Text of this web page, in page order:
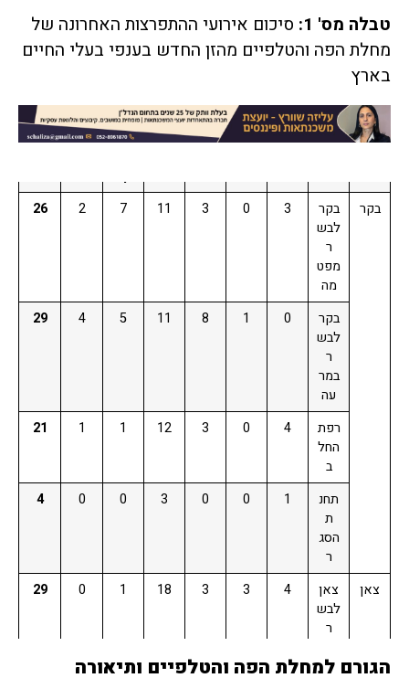
טבלה מס' 1:
סיכום אירועי ההתפרצות האחרונה של
מחלת הפה והטלפיים מהזן החדש בענפי בעלי החיים
בארץ
סוג
בע"
ח
שלו
חה
בדי
קה
חש
ד
הסג
ר 10
ספי
רה
שחר
ור
מסב
יב
סיום
האי
סך
הכל
בקר
בקר
לבש
ר
מפט
מה
3
0
3
11
7
2
26
בקר
לבש
ר
במר
עה
0
1
8
11
5
4
29
רפת
החל
ב
4
0
3
12
1
1
21
תחנ
ת
הסג
ר
1
0
0
3
0
0
4
צאן
צאן
לבש
ר
4
3
3
18
1
0
29
צאן
2
1
1
8
1
0
הגורם למחלת הפה והטלפיים ותיאורה